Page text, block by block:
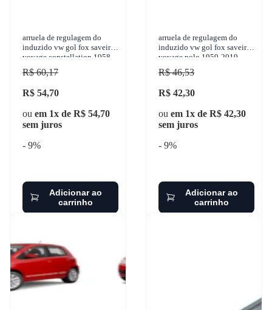
arruela de regulagem do
induzido vw gol fox saveiro
voyage constellation 1958-
2019 gbusch - 31687
R$ 60,17
R$ 54,70
ou em 1x de R$ 54,70
sem juros
- 9%
Adicionar ao
carrinho
arruela de regulagem do
induzido vw gol fox saveiro
voyage polo 1959-2019
gbusch - 31197
R$ 46,53
R$ 42,30
ou em 1x de R$ 42,30
sem juros
- 9%
Adicionar ao
carrinho